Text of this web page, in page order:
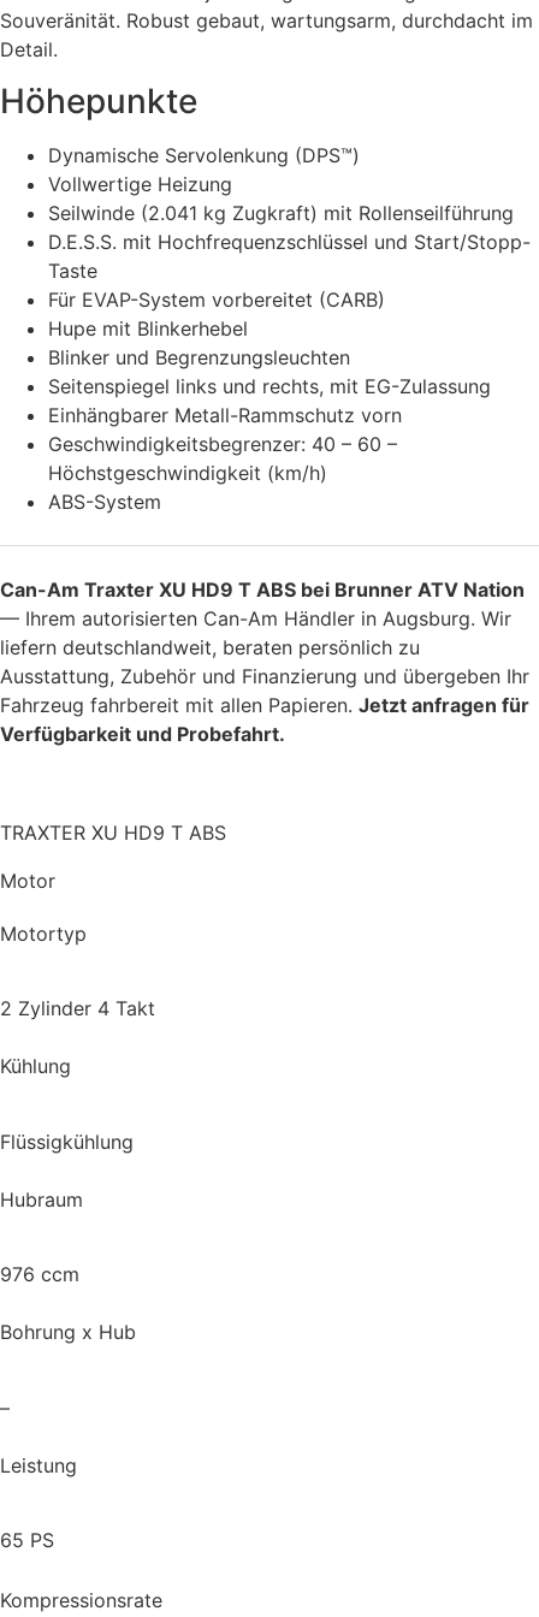
Souveränität. Robust gebaut, wartungsarm, durchdacht im
Detail.
Höhepunkte
Dynamische Servolenkung (DPS™)
Vollwertige Heizung
Seilwinde (2.041 kg Zugkraft) mit Rollenseilführung
D.E.S.S. mit Hochfrequenzschlüssel und Start/Stopp-
Taste
Für EVAP-System vorbereitet (CARB)
Hupe mit Blinkerhebel
Blinker und Begrenzungsleuchten
Seitenspiegel links und rechts, mit EG-Zulassung
Einhängbarer Metall-Rammschutz vorn
Geschwindigkeitsbegrenzer: 40 – 60 –
Höchstgeschwindigkeit (km/h)
ABS-System
Can-Am Traxter XU HD9 T ABS bei Brunner ATV Nation
— Ihrem autorisierten Can-Am Händler in Augsburg. Wir
liefern deutschlandweit, beraten persönlich zu
Ausstattung, Zubehör und Finanzierung und übergeben Ihr
Fahrzeug fahrbereit mit allen Papieren. Jetzt anfragen für
Verfügbarkeit und Probefahrt.
TRAXTER XU HD9 T ABS
Motor
Motortyp
2 Zylinder 4 Takt
Kühlung
Flüssigkühlung
Hubraum
976 ccm
Bohrung x Hub
–
Leistung
65 PS
Kompressionsrate